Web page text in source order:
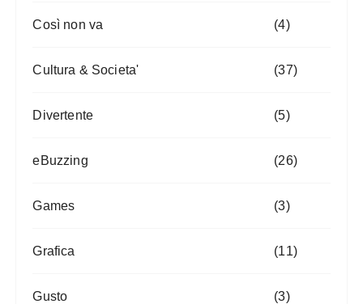
Così non va (4)
Cultura & Societa' (37)
Divertente (5)
eBuzzing (26)
Games (3)
Grafica (11)
Gusto (3)